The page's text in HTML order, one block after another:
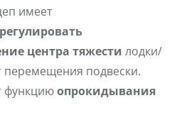
имеет
регулировать
центра тяжести лодки/
перемещения подвески.
функциюопрокидывания